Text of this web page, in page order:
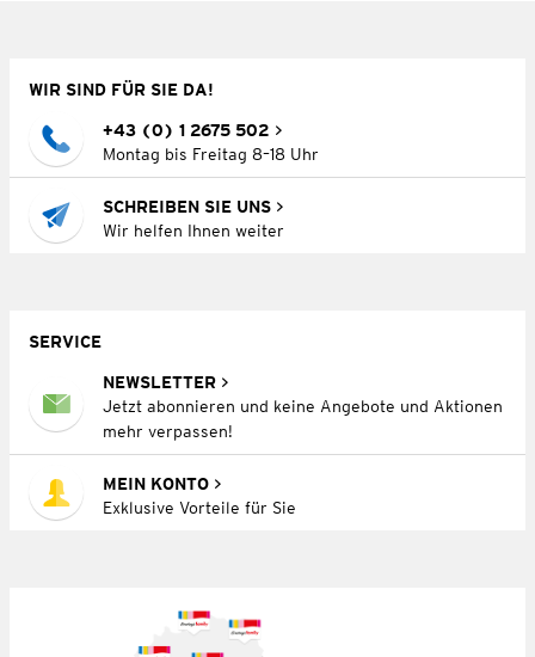
WIR SIND FÜR SIE DA!
+43 (0) 1 2675 502
Montag bis Freitag 8–18 Uhr
SCHREIBEN SIE UNS
Wir helfen Ihnen weiter
SERVICE
NEWSLETTER
Jetzt abonnieren und keine Angebote und Aktionen
mehr verpassen!
MEIN KONTO
Exklusive Vorteile für Sie